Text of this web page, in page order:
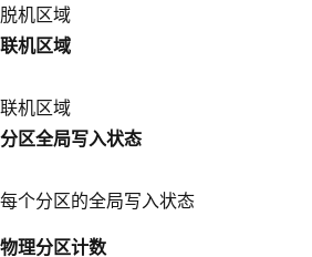
脱机区域
联机区域
联机区域
分区全局写入状态
每个分区的全局写入状态
物理分区计数